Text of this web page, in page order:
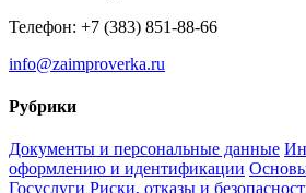
Телефон: +7 (383) 851-88-66
info@zaimproverka.ru
Рубрики
Документы и персональные данные
оформлению и идентификации
Госуслуги Риски, отказы и